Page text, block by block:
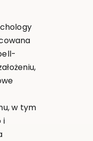
w tym
i